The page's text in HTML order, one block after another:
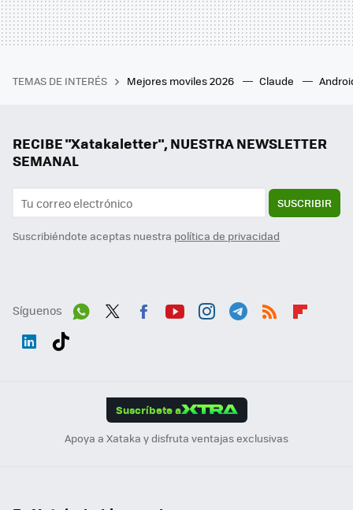
TEMAS DE INTERÉS Mejores moviles 2026 Claude
RECIBE "Xatakaletter", NUESTRA NEWSLETTER
SEMANAL
SUSCRIBIR
Suscribiéndote aceptas nuestra política de privacidad
Síguenos
Suscríbete a
Apoya a Xataka y disfruta ventajas exclusivas